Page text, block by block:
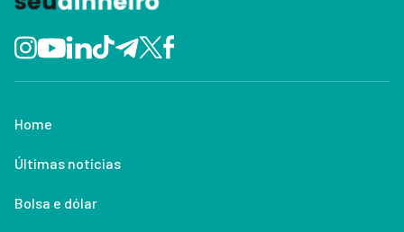
Home
Últimas notícias
Bolsa e dólar